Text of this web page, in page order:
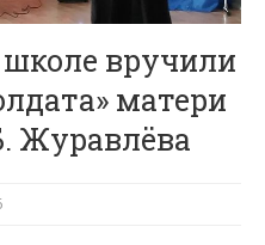
вручили
матери
Журавлёва